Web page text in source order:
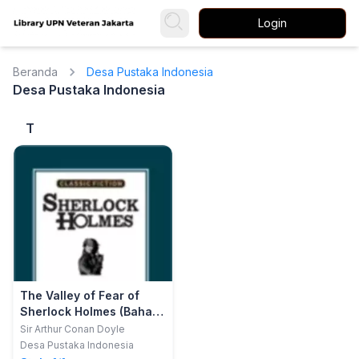
Login
Beranda Desa Pustaka Indonesia
Desa Pustaka Indonesia
T
The Valley of Fear of
Sherlock Holmes (Bahasa
Inggris)
Sir Arthur Conan Doyle
Desa Pustaka Indonesia